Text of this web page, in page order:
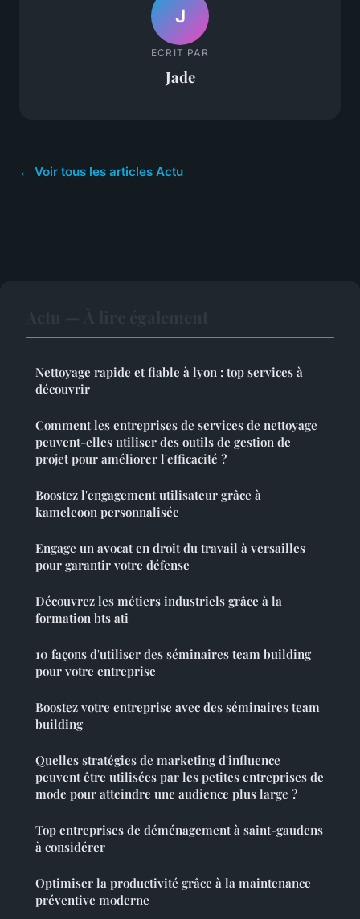
J
ECRIT PAR
Jade
← Voir tous les articles Actu
Nettoyage rapide et fiable à lyon : top services à
découvrir
Comment les entreprises de services de nettoyage
peuvent-elles utiliser des outils de gestion de
projet pour améliorer l'efficacité ?
Boostez l'engagement utilisateur grâce à
kameleoon personnalisée
Engage un avocat en droit du travail à versailles
pour garantir votre défense
Découvrez les métiers industriels grâce à la
formation bts ati
10 façons d'utiliser des séminaires team building
pour votre entreprise
Boostez votre entreprise avec des séminaires team
building
Quelles stratégies de marketing d'influence
peuvent être utilisées par les petites entreprises de
mode pour atteindre une audience plus large ?
Top entreprises de déménagement à saint-gaudens
à considérer
Optimiser la productivité grâce à la maintenance
préventive moderne